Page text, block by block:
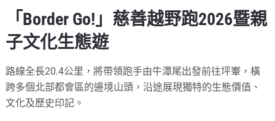
「Border Go!」慈善越野跑2026暨親
子文化生態遊
路線全長20.4公里，將帶領跑手由牛潭尾出發前往坪輋，橫
跨多個北部都會區的邊境山頭，沿途展現獨特的生態價值、
文化及歷史印記。